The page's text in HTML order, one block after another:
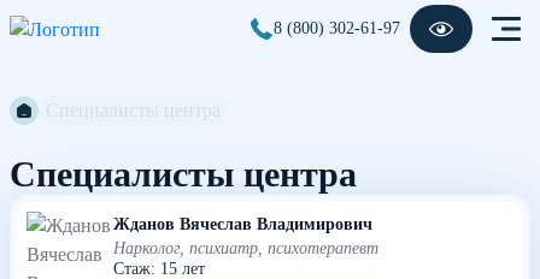
8 (800) 302-61-97
Специалисты центра
Жданов Вячеслав Владимирович
Нарколог, психиатр, психотерапевт
Стаж: 15 лет